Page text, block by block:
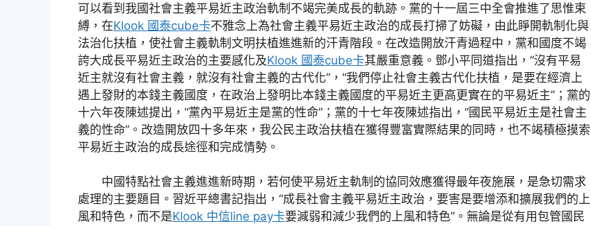
可以看到我國社會主義平易近主政治軌制不竭完美成長的軌跡。黨的十一屆三中全會推進了思惟束
縛，在Klook 國泰cube卡不雅念上為社會主義平易近主政治的成長打掃了妨礙，由此睜開軌制化與
法治化扶植，使社會主義軌制文明扶植進進新的汗青階段。在改造開放汗青過程中，黨和國度不竭
誇大成長平易近主政治的主要感化及Klook 國泰cube卡其嚴重意義。鄧小平同道指出，“沒有平易
近主就沒有社會主義，就沒有社會主義的古代化”，“我們停止社會主義古代化扶植，是要在經濟上
遇上發財的本錢主義國度，在政治上發明比本錢主義國度的平易近主更高更實在的平易近主”；黨的
十六年夜陳述提出，“黨內平易近主是黨的性命”；黨的十七年夜陳述指出，“國民平易近主是社會主
義的性命”。改造開放四十多年來，我公民主政治扶植在獲得豐富實際結果的同時，也不竭積極摸索
平易近主政治的成長途徑和完成情勢。
中國特點社會主義進進新時期，若何使平易近主軌制的協同效應獲得最年夜施展，是急切需求
處理的主要題目。習近平總書記指出，“成長社會主義平易近主政治，要害是要增添和擴展我們的上
風和特色，而不是Klook 中信line pay卡要減弱和減少我們的上風和特色”。無論是從有用包管國民